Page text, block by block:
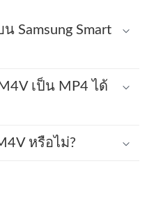
Samsung Smart
เป็น MP4 ได้
หรือไม่?